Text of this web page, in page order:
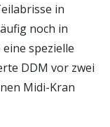
in
noch in
spezielle
DDM vor zwei
Midi-Kran